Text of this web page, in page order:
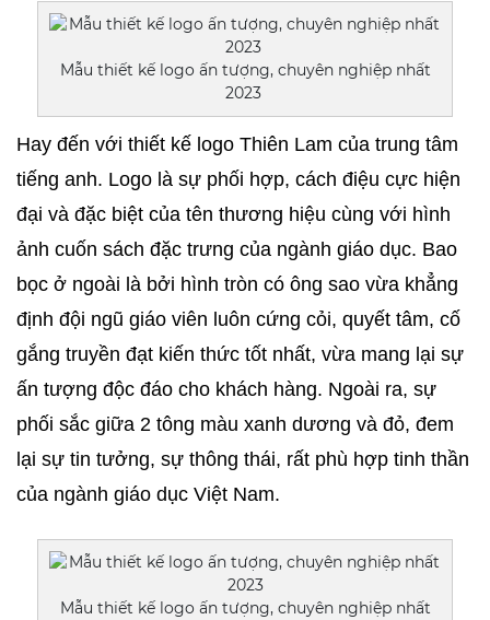
Mẫu thiết kế logo ấn tượng, chuyên nghiệp nhất
2023
Hay đến với thiết kế logo Thiên Lam của trung tâm
tiếng anh. Logo là sự phối hợp, cách điệu cực hiện
đại và đặc biệt của tên thương hiệu cùng với hình
ảnh cuốn sách đặc trưng của ngành giáo dục. Bao
bọc ở ngoài là bởi hình tròn có ông sao vừa khẳng
định đội ngũ giáo viên luôn cứng cỏi, quyết tâm, cố
gắng truyền đạt kiến thức tốt nhất, vừa mang lại sự
ấn tượng độc đáo cho khách hàng. Ngoài ra, sự
phối sắc giữa 2 tông màu xanh dương và đỏ, đem
lại sự tin tưởng, sự thông thái, rất phù hợp tinh thần
của ngành giáo dục Việt Nam.
Mẫu thiết kế logo ấn tượng, chuyên nghiệp nhất